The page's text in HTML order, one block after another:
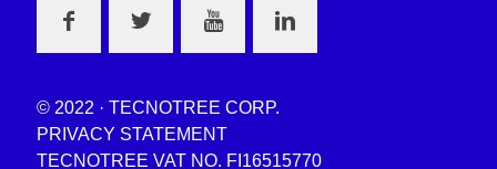
© 2022 · TECNOTREE CORP.
PRIVACY STATEMENT
TECNOTREE VAT NO. FI16515770